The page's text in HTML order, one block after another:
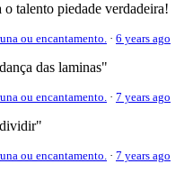
o talento piedade verdadeira!
ou encantamento. · 6 years ago
das laminas"
ou encantamento. · 7 years ago
ou encantamento. · 7 years ago